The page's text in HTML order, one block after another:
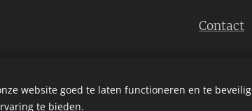
Contact
website goed te laten functioneren en te
te bieden.